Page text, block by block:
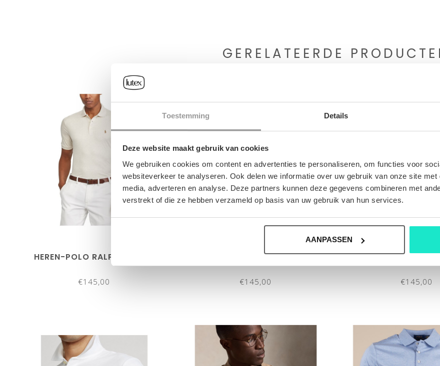
Toestemming Details
Deze website maakt gebruik van cookies
We gebruiken cookies om content en advertenties te personaliseren, om functies voor
websiteverkeer te analyseren. Ook delen we informatie over uw gebruik van onze site
media, adverteren en analyse. Deze partners kunnen deze gegevens combineren met
verstrekt of die ze hebben verzameld op basis van uw gebruik van hun services.
AANPASSEN
GERELATEERDE
HEREN-POLO RALPH LAUREN
€145,00
HEREN-POLO RALPH LAUREN
€145,00
HEREN-POLO
€145,00